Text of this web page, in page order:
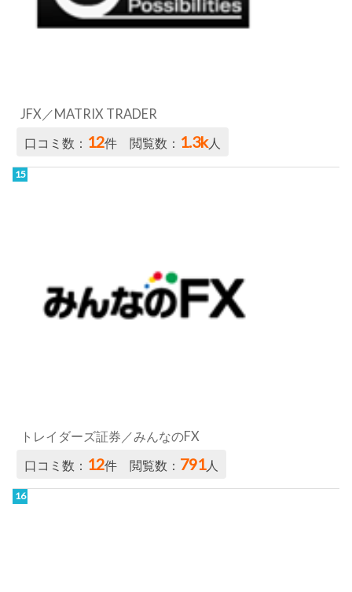
JFX／MATRIX TRADER
口コミ数： 12件 閲覧数： 1.3k人
トレイダーズ証券／みんなのFX
口コミ数： 12件 閲覧数： 791人